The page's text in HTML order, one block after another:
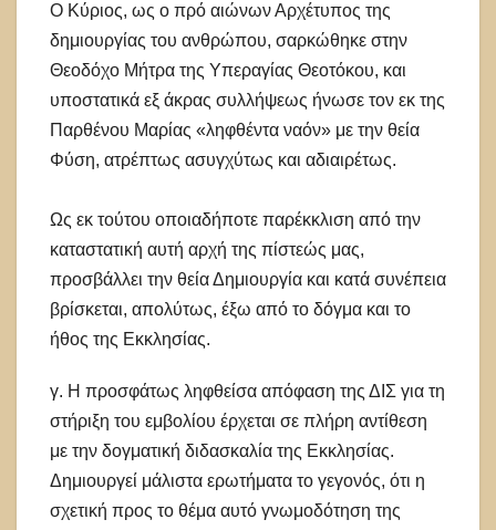
Ο Κύριος, ως ο πρό αιώνων Αρχέτυπος της
δημιουργίας του ανθρώπου, σαρκώθηκε στην
Θεοδόχο Μήτρα της Υπεραγίας Θεοτόκου, και
υποστατικά εξ άκρας συλλήψεως ήνωσε τον εκ της
Παρθένου Μαρίας «ληφθέντα ναόν» με την θεία
Φύση, ατρέπτως ασυγχύτως και αδιαιρέτως.
Ως εκ τούτου οποιαδήποτε παρέκκλιση από την
καταστατική αυτή αρχή της πίστεώς μας,
προσβάλλει την θεία Δημιουργία και κατά συνέπεια
βρίσκεται, απολύτως, έξω από το δόγμα και το
ήθος της Εκκλησίας.
γ. Η προσφάτως ληφθείσα απόφαση της ΔΙΣ για τη
στήριξη του εμβολίου έρχεται σε πλήρη αντίθεση
με την δογματική διδασκαλία της Εκκλησίας.
Δημιουργεί μάλιστα ερωτήματα το γεγονός, ότι η
σχετική προς το θέμα αυτό γνωμοδότηση της